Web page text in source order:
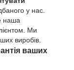
у нас.
наша
Ми
виробів.
ваших